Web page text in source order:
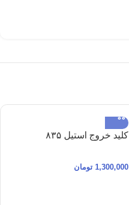
کلید خروج استیل ۸۳۵
1,300,000 تومان